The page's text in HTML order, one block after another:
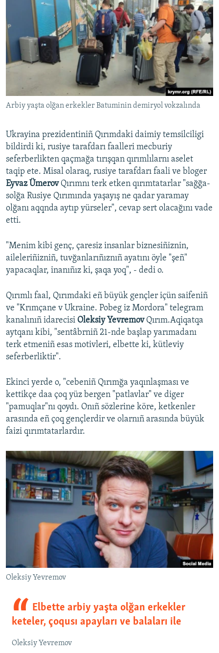
Arbiy yaşta olğan erkekler Batuminin demiryol vokzalında
Ukrayina prezidentiniñ Qırımdaki daimiy temsilciligi
bildirdi ki, rusiye tarafdarı faalleri mecburiy
seferberlikten qaçmağa tırışqan qırımlılarnı aselet
taqip ete. Misal olaraq, rusiye tarafdarı faali ve bloger
Eyvaz Ümerov Qırımnı terk etken qırımtatarlar "sağğa-
solğa Rusiye Qırımında yaşayış ne qadar yaramay
olğanı aqqnda aytıp yürseler", cevap sert olacağını vade
etti.
"Menim kibi genç, çaresiz insanlar biznesiñiznin,
aileleriñizniñ, tuvğanlarıñıznıñ ayatını öyle "şeñ"
yapacaqlar, inanıñız ki, şaqa yoq", - dedi o.
Qırımlı faal, Qırımdaki eñ büyük gençler içün saifeniñ
ve "Krımçane v Ukraine. Pobeg iz Mordora" telegram
kanalınıñ idarecisi Oleksiy YevremovQırım.Aqiqatqa
aytqanı kibi, "sentâbrniñ 21-nde başlap yarımadanı
terk etmeniñ esas motivleri, elbette ki, kütleviy
seferberliktir".
Ekinci yerde o, "cebeniñ Qırımğa yaqınlaşması ve
kettikçe daa çoq yüz bergen "patlavlar" ve diger
"pamuqlar"nı qoydı. Onıñ sözlerine köre, ketkenler
arasında eñ çoq gençlerdir ve olarnıñ arasında büyük
faizi qırımtatarlardır.
Oleksiy Yevremov
Elbette arbiy yaşta olğan erkekler
keteler, çoqusı apayları ve balaları ile
Oleksiy Yevremov